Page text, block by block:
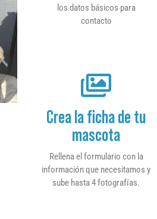
los datos básicos para
contacto
Crea la ficha de tu
mascota
Rellena el formulario con la
información que necesitamos y
sube hasta 4 fotografías.